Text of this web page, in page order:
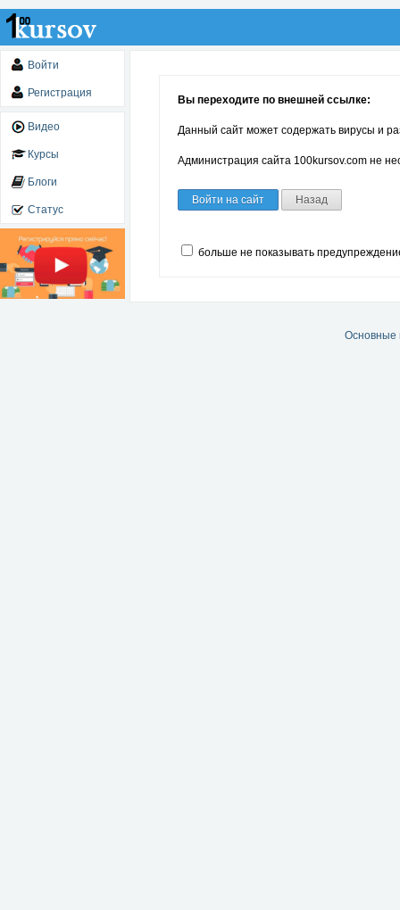
Войти
Регистрация
Видео
Курсы
Блоги
Статус
Вы переходите по внешней ссылке:
Данный сайт может содержать вирусы и
Администрация сайта 100kursov.com не
Войти на сайт Назад
больше не показывать
Основные